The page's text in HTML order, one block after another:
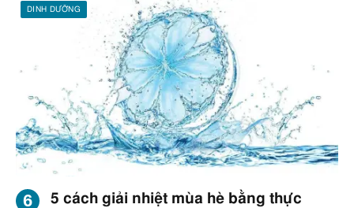
DINH DƯỠNG
5 cách giải nhiệt mùa hè bằng thực